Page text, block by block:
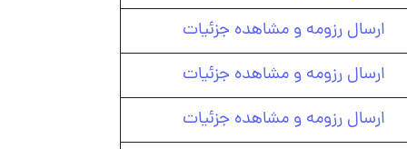
ارسال رزومه و مشاهده جزئیات
ارسال رزومه و مشاهده جزئیات
ارسال رزومه و مشاهده جزئیات